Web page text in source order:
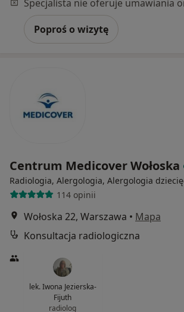
Poproś o wizytę
Centrum Medicover Wołoska
Radiologia, Alergologia, Alergologia
114 opinii
Wołoska 22, Warszawa • Mapa
Konsultacja radiologiczna
lek. Iwona Jezierska-
Fijuth
radiolog